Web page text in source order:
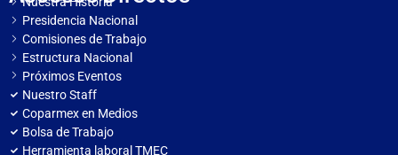
Presidencia Nacional
Comisiones de Trabajo
Estructura Nacional
Próximos Eventos
Nuestro Staff
Coparmex en Medios
Bolsa de Trabajo
Herramienta laboral TMEC